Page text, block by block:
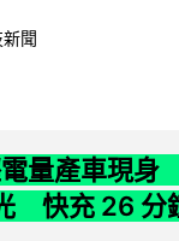
聞
量產車現
快充 26 分